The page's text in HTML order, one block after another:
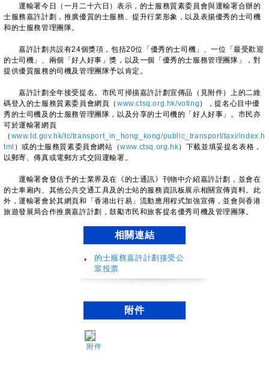
運輸署今日（一月二十六日）表示，的士服務質素委員會與運輸署合辦的
士服務嘉許計劃，推廣優質的士服務、提升行業形象，以及表揚優秀的士司機
和的士服務管理團隊。
嘉許計劃共設有24個獎項，包括20位「優秀的士司機」、一位「最受歡迎
的士司機」、兩個「好人好事」獎，以及一個「優秀的士服務管理團隊」，對
提供優質服務的司機及管理團隊予以肯定。
嘉許計劃全年接受提名。市民可掃描嘉許計劃宣傳品（見附件）上的二維
碼登入的士服務質素委員會網頁（www.ctsq.org.hk/voting ），提名心目中優
秀的士司機及的士服務管理團隊，以及分享的士司機的「好人好事」。市民亦
可於運輸署網頁
（ www.td.gov.hk/tc/transport_in_hong_kong/public_transport/taxi/index.h
tml ）或的士服務質素委員會網站（www.ctsq.org.hk）下載並填妥提名表格，
以郵寄、傳真或電郵方式交回運輸署。
運輸署會發信予的士業界及在《的士通訊》刊物中介紹嘉許計劃，並會在
的士車廂內、其他公共交通工具及的士站的服務資訊板展示相關宣傳資料。此
外，運輸署會於其網頁和「香港出行易」流動應用程式加強宣傳，並會與香港
旅遊發展局合作推廣嘉許計劃，鼓勵市民和旅客提名優秀司機及管理團隊。
相關連結
的士服務嘉許計劃接受公
眾投票
附件
附件